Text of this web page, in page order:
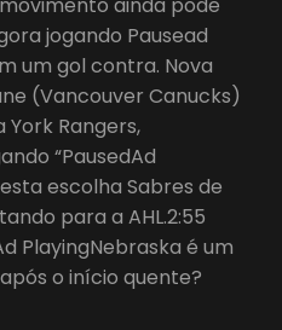
jogando Pausead
um gol contra. Nova
(Vancouver Canucks)
Rangers,
“PausedAd
escolha Sabres de
para a AHL.2:55
PlayingNebraska é um
o início quente?